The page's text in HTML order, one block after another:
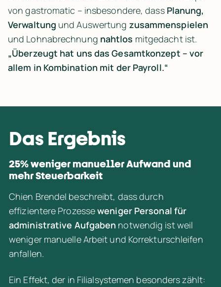
von gastromatic – insbesondere, dass Planung,
Verwaltung und Auswertung zusammenspielen
und Lohnabrechnung nahtlos
„Überzeugt hat uns das Gesamtkonzept – vor
allem in Kombination mit der Payroll.“
Das Ergebnis
25% weniger manueller Aufwand und
mehr Steuerbarkeit
Chien Brendel beschreibt, dass durch
effizientere Prozesse weniger Personal für
administrative Aufgaben notwendig ist weil
weniger manuelle Arbeit und Korrekturschleifen
anfallen.
Ein Effekt, der in Filialsystemen besonders zählt: